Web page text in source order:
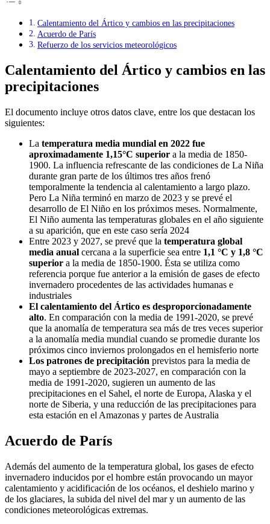
Calentamiento del Ártico y cambios en las precipitaciones
Acuerdo de París
Refuerzo de los servicios meteorológicos
Calentamiento del Ártico y cambios en las
precipitaciones
El documento incluye otros datos clave, entre los que destacan los
siguientes:
La temperatura media mundial en 2022 fue
aproximadamente 1,15°C superior a la media de 1850-
1900. La influencia refrescante de las condiciones de La Niña
durante gran parte de los últimos tres años frenó
temporalmente la tendencia al calentamiento a largo plazo.
Pero La Niña terminó en marzo de 2023 y se prevé el
desarrollo de El Niño en los próximos meses. Normalmente,
El Niño aumenta las temperaturas globales en el año siguiente
a su aparición, que en este caso sería 2024
Entre 2023 y 2027, se prevé que la temperatura global
media anual cercana a la superficie sea entre 1,1 °C y 1,8 °C
superior a la media de 1850-1900. Ésta se utiliza como
referencia porque fue anterior a la emisión de gases de efecto
invernadero procedentes de las actividades humanas e
industriales
El calentamiento del Ártico es desproporcionadamente
alto. En comparación con la media de 1991-2020, se prevé
que la anomalía de temperatura sea más de tres veces superior
a la anomalía media mundial cuando se promedie durante los
próximos cinco inviernos prolongados en el hemisferio norte
Los patrones de precipitación previstos para la media de
mayo a septiembre de 2023-2027, en comparación con la
media de 1991-2020, sugieren un aumento de las
precipitaciones en el Sahel, el norte de Europa, Alaska y el
norte de Siberia, y una reducción de las precipitaciones para
esta estación en el Amazonas y partes de Australia
Acuerdo de París
Además del aumento de la temperatura global, los gases de efecto
invernadero inducidos por el hombre están provocando un mayor
calentamiento y acidificación de los océanos, el deshielo marino y
de los glaciares, la subida del nivel del mar y un aumento de las
condiciones meteorológicas extremas.